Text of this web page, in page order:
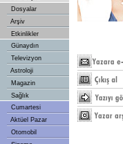
Dosyalar
Arşiv
Etkinlikler
Günaydın
Televizyon
Astroloji
Magazin
Sağlık
Cumartesi
Aktüel Pazar
Otomobil